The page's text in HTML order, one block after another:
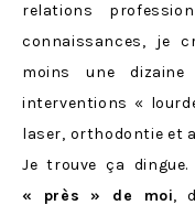
relations
connaissances, je
moins une
interventions «
laser, orthodontie et
Je trouve ça dingue.
« près » de moi,